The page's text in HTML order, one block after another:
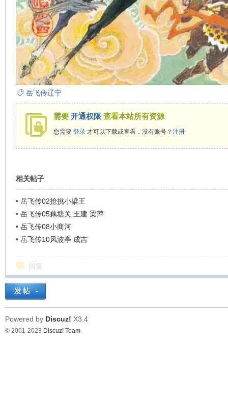
岳飞传辽宁
需要 开通权限 查看本站所有资源
您需要 登录才可以下载或查看，没有账号？ 注册
相关帖子
• 岳飞传02抢挑小梁王
• 岳飞传05藕塘关 王建 梁萍
• 岳飞传08小商河
• 岳飞传10风波亭 成吉
回复
Powered by Discuz! X3.4
© 2001-2023 Discuz! Team.